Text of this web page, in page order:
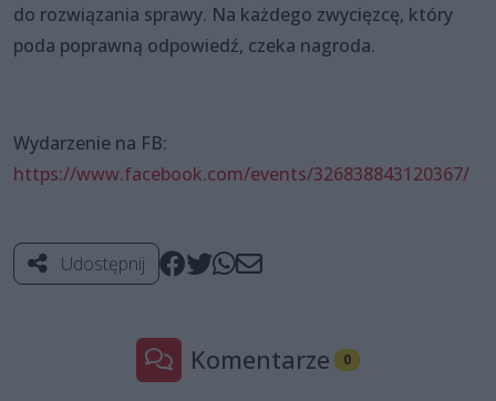
do rozwiązania sprawy. Na każdego zwycięzcę, który
poda poprawną odpowiedź, czeka nagroda.
Wydarzenie na FB:
https://www.facebook.com/events/326838843120367/
Udostępnij
Komentarze 0